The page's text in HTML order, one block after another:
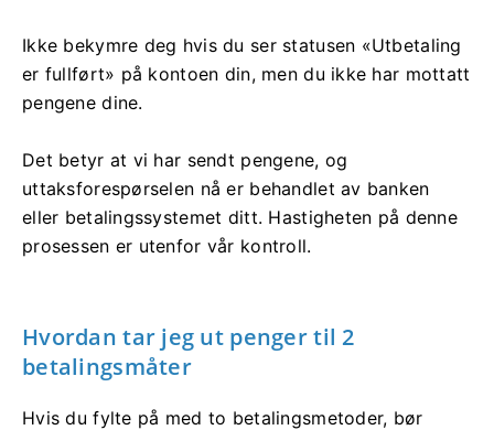
Ikke bekymre deg hvis du ser statusen «Utbetaling
er fullført» på kontoen din, men du ikke har mottatt
pengene dine.
Det betyr at vi har sendt pengene, og
uttaksforespørselen nå er behandlet av banken
eller betalingssystemet ditt. Hastigheten på denne
prosessen er utenfor vår kontroll.
Hvordan tar jeg ut penger til 2
betalingsmåter
Hvis du fylte på med to betalingsmetoder, bør